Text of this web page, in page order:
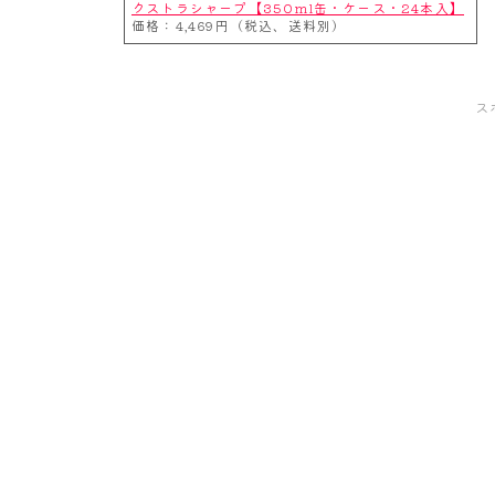
クストラシャープ【350ml缶・ケース・24本入】
価格：4,469円（税込、送料別）
ス